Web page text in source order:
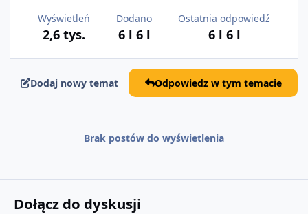
Wyświetleń
2,6 tys.
Dodano
6 l 6 l
Ostatnia odpowiedź
6 l 6 l
Dodaj nowy temat Odpowiedz w tym temacie
Brak postów do wyświetlenia
Dołącz do dyskusji